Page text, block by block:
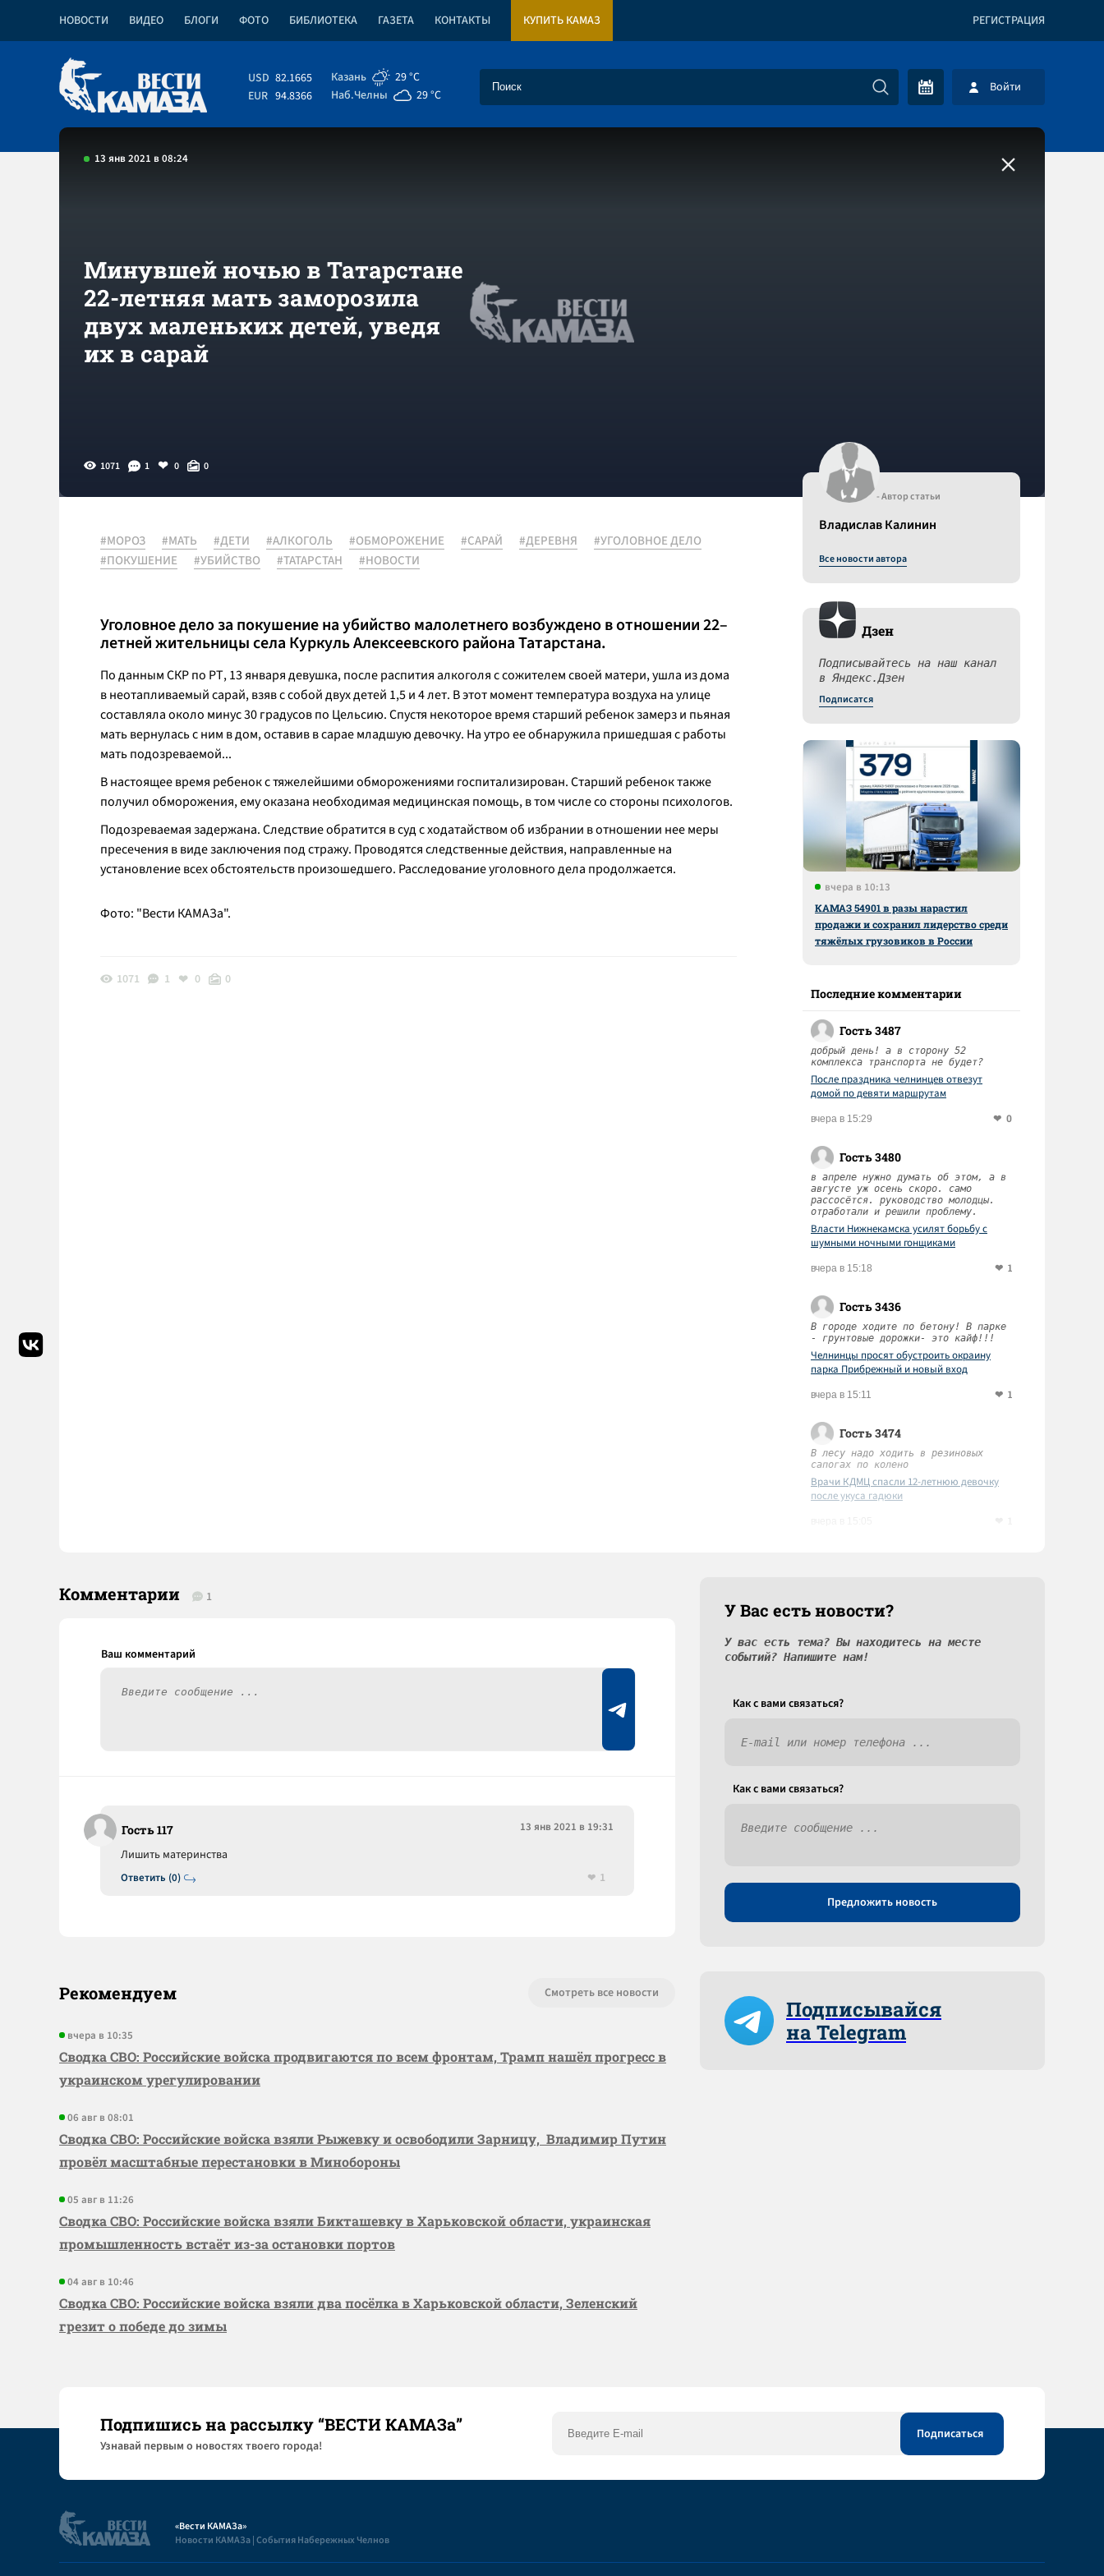
НОВОСТИ ВИДЕО БЛОГИ ФОТО БИБЛИОТЕКА ГАЗЕТА КОНТАКТЫ КУПИТЬ КАМАЗ РЕГИСТРАЦИЯ
USD 82.1665
EUR 94.8366
Казань
29 °C
Наб.Челны
29 °C Войти
13 янв 2021 в 08:24
Минувшей ночью в Татарстане
22-летняя мать заморозила
двух маленьких детей, уведя
их в сарай
1071 1 0 0
#МОРОЗ #МАТЬ #ДЕТИ #АЛКОГОЛЬ #ОБМОРОЖЕНИЕ #САРАЙ #ДЕРЕВНЯ
#УГОЛОВНОЕ ДЕЛО
#ПОКУШЕНИЕ
#УБИЙСТВО #ТАТАРСТАН #НОВОСТИ
Уголовное дело за покушение на убийство малолетнего возбуждено в отношении 22–
летней жительницы села Куркуль Алексеевского района Татарстана.
По данным СКР по РТ, 13 января девушка, после распития алкоголя с сожителем своей матери, ушла из дома
в неотапливаемый сарай, взяв с собой двух детей 1,5 и 4 лет. В этот момент температура воздуха на улице
составляла около минус 30 градусов по Цельсию. Спустя некоторое время старший ребенок замерз и пьяная
мать вернулась с ним в дом, оставив в сарае младшую девочку. На утро ее обнаружила пришедшая с работы
мать подозреваемой...
В настоящее время ребенок с тяжелейшими обморожениями госпитализирован. Старший ребенок также
получил обморожения, ему оказана необходимая медицинская помощь, в том числе со стороны психологов.
Подозреваемая задержана. Следствие обратится в суд с ходатайством об избрании в отношении нее меры
пресечения в виде заключения под стражу. Проводятся следственные действия, направленные на
установление всех обстоятельств произошедшего. Расследование уголовного дела продолжается.
Фото: "Вести КАМАЗа".
1071 1 0 0
- Автор статьи
Владислав Калинин
Все новости автора
Дзен
Подписывайтесь на наш канал
в Яндекс.Дзен
Подписатся
вчера в 10:13
КАМАЗ 54901 в разы нарастил
продажи и сохранил лидерство среди
тяжёлых грузовиков в России
Последние комментарии
Гость 3487
добрый день! а в сторону 52
комплекса транспорта не будет?
После праздника челнинцев отвезут
домой по девяти маршрутам
вчера в 15:29 0
Гость 3480
в апреле нужно думать об этом, а в
августе уж осень скоро. само
рассосётся. руководство молодцы.
отработали и решили проблему.
Власти Нижнекамска усилят борьбу с
шумными ночными гонщиками
вчера в 15:18 1
Гость 3436
В городе ходите по бетону! В парке
- грунтовые дорожки- это кайф!!!
Челнинцы просят обустроить окраину
парка Прибрежный и новый вход
вчера в 15:11 1
Гость 3474
В лесу надо ходить в резиновых
сапогах по колено
Врачи КДМЦ спасли 12-летнюю девочку
после укуса гадюки
Комментарии 1
Гость 117 13 янв 2021 в 19:31
Ответить (0)
Лишить материнства
1
Рекомендуем Смотреть все новости
вчера в 10:35
Сводка СВО: Российские войска продвигаются по всем фронтам, Трамп нашёл прогресс в
украинском урегулировании
06 авг в 08:01
Сводка СВО: Российские войска взяли Рыжевку и освободили Зарницу, Владимир Путин
провёл масштабные перестановки в Минобороны
05 авг в 11:26
Сводка СВО: Российские войска взяли Бикташевку в Харьковской области, украинская
промышленность встаёт из-за остановки портов
04 авг в 10:46
Сводка СВО: Российские войска взяли два посёлка в Харьковской области, Зеленский
грезит о победе до зимы
У Вас есть новости?
У вас есть тема? Вы находитесь на месте
событий? Напишите нам!
Как c вами связаться?
Как c вами связаться?
Предложить новость
Подписывайся
на Telegram
Подпишись на рассылку “ВЕСТИ КАМАЗа”
Узнaвай первым о новостях твоего города!
«Вести КАМАЗа»
Новости КАМАЗа | События Набережных Челнов